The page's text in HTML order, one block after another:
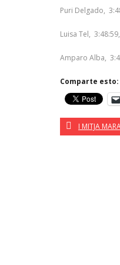
Puri Delgado,
Luisa Tel,
Amparo Alba,
Comparte esto:
I MITJA